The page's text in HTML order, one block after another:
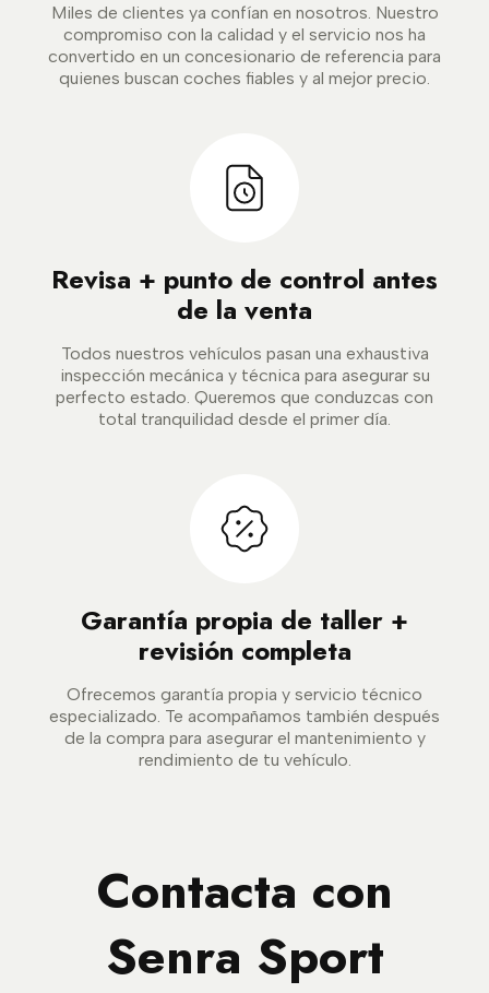
Miles de clientes ya confían en nosotros. Nuestro
compromiso con la calidad y el servicio nos ha
convertido en un concesionario de referencia para
quienes buscan coches fiables y al mejor precio.
Revisa + punto de control antes
de la venta
Todos nuestros vehículos pasan una exhaustiva
inspección mecánica y técnica para asegurar su
perfecto estado. Queremos que conduzcas con
total tranquilidad desde el primer día.
Garantía propia de taller +
revisión completa
Ofrecemos garantía propia y servicio técnico
especializado. Te acompañamos también después
de la compra para asegurar el mantenimiento y
rendimiento de tu vehículo.
Contacta con
Senra Sport